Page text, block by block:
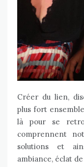
Créer du lien,
plus fort
là pour se
comprennent
solutions et
ambiance, éclat